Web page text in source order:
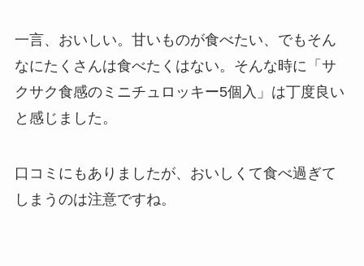
一言、おいしい。甘いものが食べたい、でもそん
なにたくさんは食べたくはない。そんな時に「サ
クサク食感のミニチュロッキー5個入」は丁度良い
と感じました。
口コミにもありましたが、おいしくて食べ過ぎて
しまうのは注意ですね。